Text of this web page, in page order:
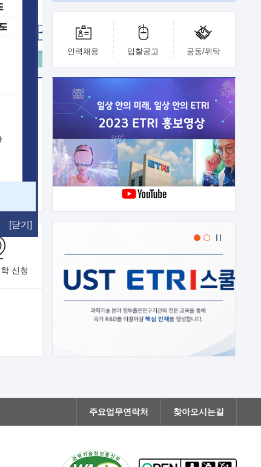
[닫기]
인력채용 입찰공고 공동/위탁
원
술
실
신청
주요업무연락처 찾아오시는길